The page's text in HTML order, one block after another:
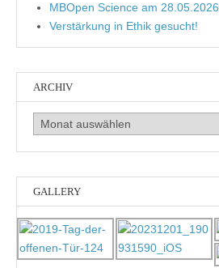
MBOpen Science am 28.05.2026
Verstärkung in Ethik gesucht!
ARCHIV
Archiv
GALLERY